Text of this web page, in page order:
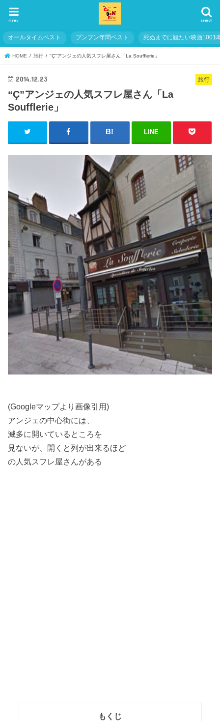
search
menu
オールタイムベスト ブンブン年間ベスト 死ぬまでに観たい映画1001
HOME 旅行 "Ç"アンジェの人気スフレ屋さん「La Soufflerie」
旅行
2014.12.23
“Ç”アンジェの人気スフレ屋さん「La
Soufflerie」
LINE
(Googleマップより画像引用)
アンジェの中心街には、
滅多に開いているところを
見ないが、開くと列が出来るほど
の人気スフレ屋さんがある
もくじ